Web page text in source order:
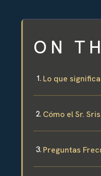
ON
Lo que
Cómo el Sr.
Preguntas